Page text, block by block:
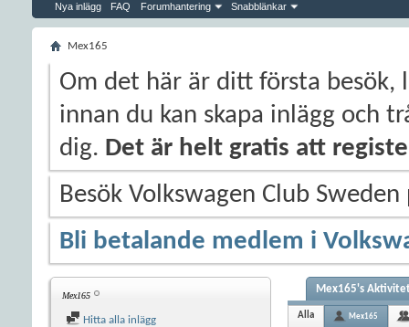
Nya inlägg FAQ Forumhantering Snabblänkar
Mex165
Om det här är ditt första besök,
innan du kan skapa inlägg och
dig. Det är helt gratis att
Besök Volkswagen Club
Bli betalande medlem i
Mex165
Hitta alla inlägg
Mex165's
Alla Mex165